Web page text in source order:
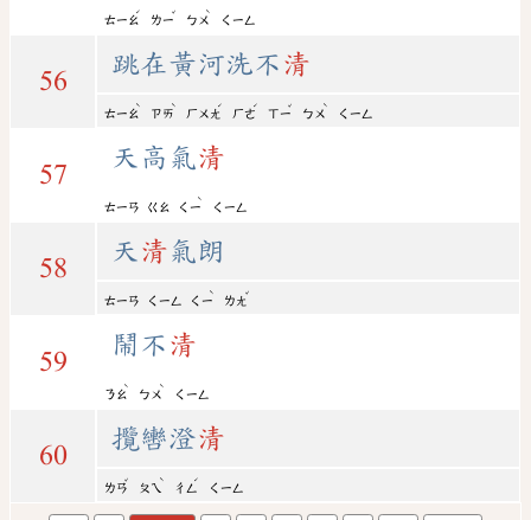
ㄊㄧㄠ
ˊ
ㄌㄧ
ˇ
ㄅㄨ
ˋ
ㄑㄧㄥ
56
跳在黃河洗不 清
ㄊㄧㄠ
ˋ
ㄗㄞ
ˋ
ㄏㄨㄤ
ˊ
ㄏㄜ
ˊ
ㄒㄧ
ˇ
ㄅㄨ
ˋ
ㄑㄧㄥ
57
天高氣清
ㄊㄧㄢ ㄍㄠ ㄑㄧ
ˋ
ㄑㄧㄥ
58
天 清氣朗
ㄊㄧㄢ ㄑㄧㄥ ㄑㄧ
ˋ
ㄌㄤ
ˇ
59
鬧不 清
ㄋㄠ
ˋ
ㄅㄨ
ˋ
ㄑㄧㄥ
60
攬轡澄清
ㄌㄢ
ˇ
ㄆㄟ
ˋ
ㄔㄥ
ˊ
ㄑㄧㄥ